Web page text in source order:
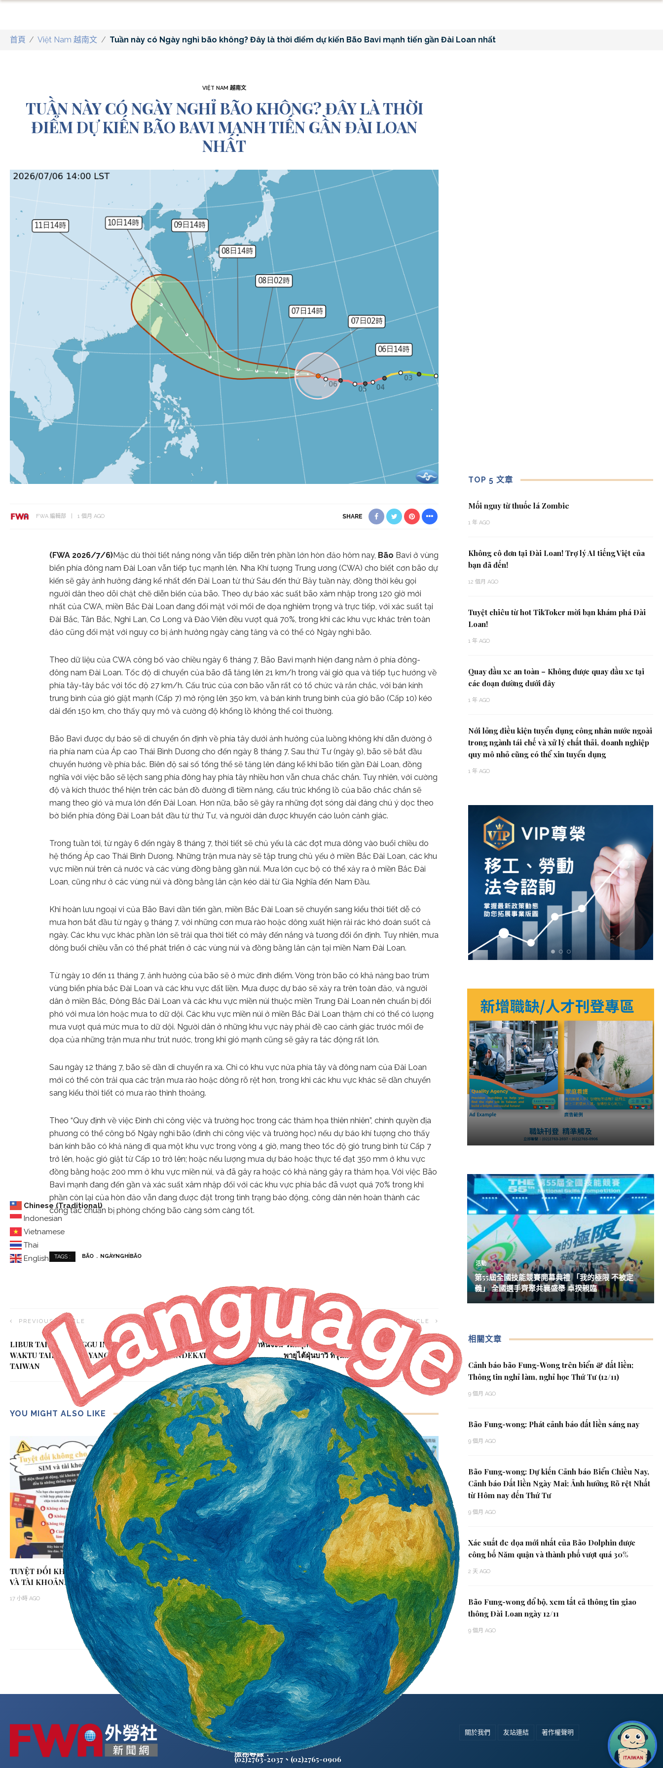
Chinese (Traditional)
Indonesian
Vietnamese
Thai
English
首頁 / Việt Nam 越南文 / Tuần này có Ngày nghỉ bão không? Đây là thời điểm dự kiến Bão Bavi mạnh tiến gần Đài Loan nhất
VIỆT NAM 越南文
TUẦN NÀY CÓ NGÀY NGHỈ BÃO KHÔNG? ĐÂY LÀ THỜI
ĐIỂM DỰ KIẾN BÃO BAVI MẠNH TIẾN GẦN ĐÀI LOAN
NHẤT
FWA 編輯部 1 個月 AGO SHARE
(FWA 2026/7/6)Mặc dù thời tiết nắng nóng vẫn tiếp diễn trên phần lớn hòn đảo hôm nay, Bão Bavi ở vùng
biển phía đông nam Đài Loan vẫn tiếp tục mạnh lên. Nha Khí tượng Trung ương (CWA) cho biết cơn bão dự
kiến sẽ gây ảnh hưởng đáng kể nhất đến Đài Loan từ thứ Sáu đến thứ Bảy tuần này, đồng thời kêu gọi
người dân theo dõi chặt chẽ diễn biến của bão. Theo dự báo xác suất bão xâm nhập trong 120 giờ mới
nhất của CWA, miền Bắc Đài Loan đang đối mặt với mối đe dọa nghiêm trọng và trực tiếp, với xác suất tại
Đài Bắc, Tân Bắc, Nghi Lan, Cơ Long và Đào Viên đều vượt quá 70%, trong khi các khu vực khác trên toàn
đảo cũng đối mặt với nguy cơ bị ảnh hưởng ngày càng tăng và có thể có Ngày nghỉ bão.
Theo dữ liệu của CWA công bố vào chiều ngày 6 tháng 7, Bão Bavi mạnh hiện đang nằm ở phía đông-
đông nam Đài Loan. Tốc độ di chuyển của bão đã tăng lên 21 km/h trong vài giờ qua và tiếp tục hướng về
phía tây-tây bắc với tốc độ 27 km/h. Cấu trúc của cơn bão vẫn rất có tổ chức và rắn chắc, với bán kính
trung bình của gió giật mạnh (Cấp 7) mở rộng lên 350 km, và bán kính trung bình của gió bão (Cấp 10) kéo
dài đến 150 km, cho thấy quy mô và cường độ khổng lồ không thể coi thường.
Bão Bavi được dự báo sẽ di chuyển ổn định về phía tây dưới ảnh hưởng của luồng không khí dẫn đường ở
rìa phía nam của Áp cao Thái Bình Dương cho đến ngày 8 tháng 7. Sau thứ Tư (ngày 9), bão sẽ bắt đầu
chuyển hướng về phía bắc. Biên độ sai số tổng thể sẽ tăng lên đáng kể khi bão tiến gần Đài Loan, đồng
nghĩa với việc bão sẽ lệch sang phía đông hay phía tây nhiều hơn vẫn chưa chắc chắn. Tuy nhiên, với cường
độ và kích thước thể hiện trên các bản đồ đường đi tiềm năng, cấu trúc khổng lồ của bão chắc chắn sẽ
mang theo gió và mưa lớn đến Đài Loan. Hơn nữa, bão sẽ gây ra những đợt sóng dài đáng chú ý dọc theo
bờ biển phía đông Đài Loan bắt đầu từ thứ Tư, và người dân được khuyến cáo luôn cảnh giác.
Trong tuần tới, từ ngày 6 đến ngày 8 tháng 7, thời tiết sẽ chủ yếu là các đợt mưa dông vào buổi chiều do
hệ thống Áp cao Thái Bình Dương. Những trận mưa này sẽ tập trung chủ yếu ở miền Bắc Đài Loan, các khu
vực miền núi trên cả nước và các vùng đồng bằng gần núi. Mưa lớn cục bộ có thể xảy ra ở miền Bắc Đài
Loan, cũng như ở các vùng núi và đồng bằng lân cận kéo dài từ Gia Nghĩa đến Nam Đầu.
Khi hoàn lưu ngoại vi của Bão Bavi dần tiến gần, miền Bắc Đài Loan sẽ chuyển sang kiểu thời tiết dễ có
mưa hơn bắt đầu từ ngày 9 tháng 7, với những cơn mưa rào hoặc dông xuất hiện rải rác khó đoán suốt cả
ngày. Các khu vực khác phần lớn sẽ trải qua thời tiết có mây đến nắng và tương đối ổn định. Tuy nhiên, mưa
dông buổi chiều vẫn có thể phát triển ở các vùng núi và đồng bằng lân cận tại miền Nam Đài Loan.
Từ ngày 10 đến 11 tháng 7, ảnh hưởng của bão sẽ ở mức đỉnh điểm. Vòng tròn bão có khả năng bao trùm
vùng biển phía bắc Đài Loan và các khu vực đất liền. Mưa được dự báo sẽ xảy ra trên toàn đảo, và người
dân ở miền Bắc, Đông Bắc Đài Loan và các khu vực miền núi thuộc miền Trung Đài Loan nên chuẩn bị đối
phó với mưa lớn hoặc mưa to dữ dội. Các khu vực miền núi ở miền Bắc Đài Loan thậm chí có thể có lượng
mưa vượt quá mức mưa to dữ dội. Người dân ở những khu vực này phải đề cao cảnh giác trước mối đe
dọa của những trận mưa như trút nước, trong khi gió mạnh cũng sẽ gây ra tác động rất lớn.
Sau ngày 12 tháng 7, bão sẽ dần di chuyển ra xa. Chỉ có khu vực nửa phía tây và đông nam của Đài Loan
mới có thể còn trải qua các trận mưa rào hoặc dông rõ rệt hơn, trong khi các khu vực khác sẽ dần chuyển
sang kiểu thời tiết có mưa rào thỉnh thoảng.
Theo “Quy định về việc Đình chỉ công việc và trường học trong các thảm họa thiên nhiên”, chính quyền địa
phương có thể công bố Ngày nghỉ bão (đình chỉ công việc và trường học) nếu dự báo khí tượng cho thấy
bán kính bão có khả năng đi qua một khu vực trong vòng 4 giờ, mang theo tốc độ gió trung bình từ Cấp 7
trở lên, hoặc gió giật từ Cấp 10 trở lên; hoặc nếu lượng mưa dự báo hoặc thực tế đạt 350 mm ở khu vực
đồng bằng hoặc 200 mm ở khu vực miền núi, và đã gây ra hoặc có khả năng gây ra thảm họa. Với việc Bão
Bavi mạnh đang đến gần và xác suất xâm nhập đối với các khu vực phía bắc đã vượt quá 70% trong khi
phần còn lại của hòn đảo vẫn đang được đặt trong tình trạng báo động, công dân nên hoàn thành các
công tác chuẩn bị phòng chống bão càng sớm càng tốt.
TAGS : BÃO NGÀYNGHỈBÃO
PREVIOUS ARTICLE
LIBUR TAIFUN MINGGU INI? INILAH PERKIRAAN
WAKTU TAIFUN BAVI YANG KUAT PALING MENDEKATI
TAIWAN
NEXT ARTICLE
สัปดาห์นี้จะมี วันหยุดพายุไต้ฝุ่น หรือไม่? นี่คือช่วงเวลาที่คาดว่า
พายุไต้ฝุ่นบาวี ที่รุนแรงจะเข้าใกล้ไต้หวันมากที่สุด
YOU MIGHT ALSO LIKE
TUYỆT ĐỐI KHÔNG CHO MƯỢN SIM
VÀ TÀI KHOẢN!
17 小時 AGO
XÁC SUẤT ĐE DỌA MỚI NHẤT CỦA
BÃO DOLPHIN ĐƯỢC CÔNG BỐ
NĂM QUẬN VÀ THÀNH PHỐ VƯỢT
QUÁ 30%
2 天 AGO
TỰ MANG THEO HỘP ĐỰNG SỐNG
KHỎE, YÊU TRÁI ĐẤT
3 天 AGO
TOP 5 文章
Mối nguy từ thuốc lá Zombie
1 年 AGO
Không cô đơn tại Đài Loan! Trợ lý AI tiếng Việt của
bạn đã đến!
12 個月 AGO
Tuyệt chiêu từ hot TikToker mời bạn khám phá Đài
Loan!
1 年 AGO
Quay đầu xe an toàn – Không được quay đầu xe tại
các đoạn đường dưới đây
1 年 AGO
Nới lỏng điều kiện tuyển dụng công nhân nước ngoài
trong ngành tái chế và xử lý chất thải, doanh nghiệp
quy mô nhỏ cũng có thể xin tuyển dụng
1 年 AGO
活動
第55屆全國技能競賽開幕典禮 「我的極限 不被定
義」 全國選手齊聚共襄盛舉 卓揆親臨
相關文章
Cảnh báo bão Fung-Wong trên biển & đất liền;
Thông tin nghỉ làm, nghỉ học Thứ Tư (12/11)
9 個月 AGO
Bão Fung-wong: Phát cảnh báo đất liền sáng nay
9 個月 AGO
Bão Fung-wong: Dự kiến Cảnh báo Biển Chiều Nay,
Cảnh báo Đất liền Ngày Mai; Ảnh hưởng Rõ rệt Nhất
từ Hôm nay đến Thứ Tư
9 個月 AGO
Xác suất đe dọa mới nhất của Bão Dolphin được
công bố Năm quận và thành phố vượt quá 30%
2 天 AGO
Bão Fung-wong đổ bộ, xem tất cả thông tin giao
thông Đài Loan ngày 12/11
9 個月 AGO
外籍勞工通訊社版權所有 ©
服務專線：
(02)2763-2037、 (02)2765-0906
關於我們 友站連結 著作權聲明